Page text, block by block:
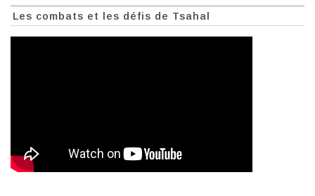
Les combats et les défis de Tsahal